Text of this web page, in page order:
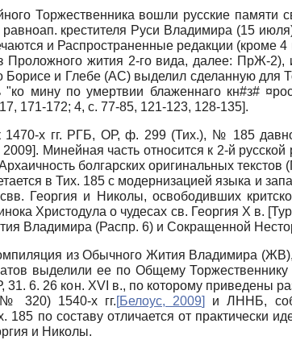
Торжественника вошли русские памяти
крестителя Руси Владимира (15
и Распространенные редакции (кроме
Проложного жития 2-го вида, далее: ПрЖ-2), и
Борисе и Глебе (АС) выделил сделанную для
мину по умертвии блаженнаго кн#з#
171-172; 4, с. 77-85, 121-123, 128-135].
х гг. РГБ, ОР, ф. 299 (Тих.), № 185
2009]. Минейная часть относится к 2-й
болгарских оригинальных
в Тих. 185 с модернизацией языка и
Георгия и Николы, освободивших
Христодула о чудесах св. Георгия X в. [
Владимира (Распр. 6) и Сокращенной
из Обычного Жития Владимира
выделили ее по Общему
6. 26 кон. XVI в., по которому приведены
320) 1540-х гг.[Белоус, 2009]
и ЛННБ,
185 по составу отличается от
и Николы.